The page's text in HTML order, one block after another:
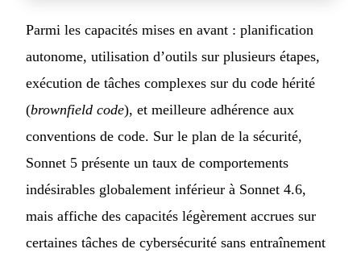
Parmi les capacités mises en avant : planification
autonome, utilisation d’outils sur plusieurs étapes,
exécution de tâches complexes sur du code hérité
(brownfield code), et meilleure adhérence aux
conventions de code. Sur le plan de la sécurité,
Sonnet 5 présente un taux de comportements
indésirables globalement inférieur à Sonnet 4.6,
mais affiche des capacités légèrement accrues sur
certaines tâches de cybersécurité sans entraînement